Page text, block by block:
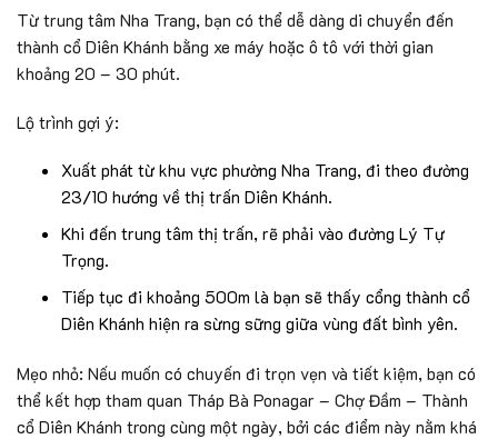
Từ trung tâm Nha Trang, bạn có thể dễ dàng di chuyển đến
thành cổ Diên Khánh bằng xe máy hoặc ô tô với thời gian
khoảng 20 – 30 phút.
Lộ trình gợi ý:
Xuất phát từ khu vực phường Nha Trang, đi theo đường
23/10 hướng về thị trấn Diên Khánh.
Khi đến trung tâm thị trấn, rẽ phải vào đường Lý Tự
Trọng.
Tiếp tục đi khoảng 500m là bạn sẽ thấy cổng thành cổ
Diên Khánh hiện ra sừng sững giữa vùng đất bình yên.
Mẹo nhỏ: Nếu muốn có chuyến đi trọn vẹn và tiết kiệm, bạn có
thể kết hợp tham quan Tháp Bà Ponagar – Chợ Đầm – Thành
cổ Diên Khánh trong cùng một ngày, bởi các điểm này nằm khá